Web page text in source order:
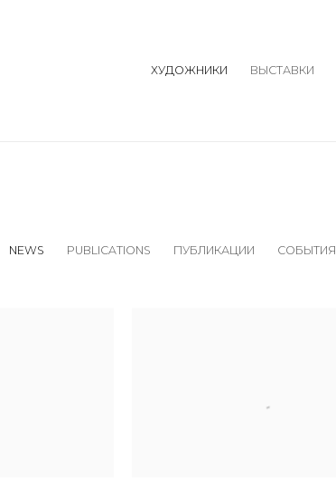
ХУДОЖНИКИ ВЫСТАВКИ
NEWS PUBLICATIONS ПУБЛИКАЦИИ СОБЫТИЯ